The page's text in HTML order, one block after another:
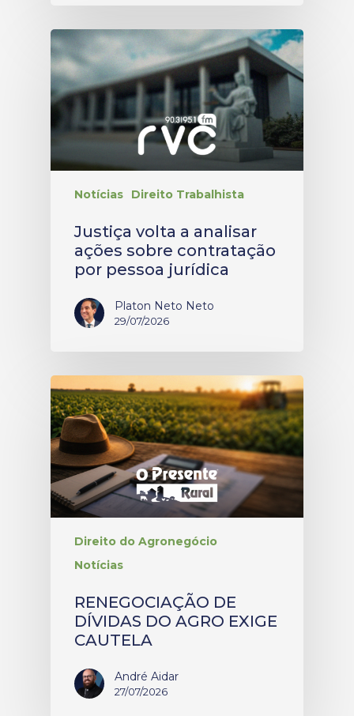
Notícias Direito Trabalhista
Justiça volta a analisar
ações sobre contratação
por pessoa jurídica
Platon Neto Neto
29/07/2026
Direito do Agronegócio
Notícias
RENEGOCIAÇÃO DE
DÍVIDAS DO AGRO EXIGE
CAUTELA
André Aidar
27/07/2026